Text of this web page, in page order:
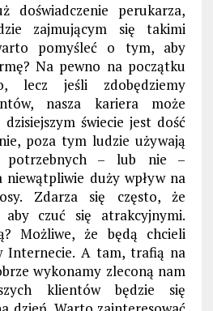
doświadczenie perukarza,
zajmującym się takimi
pomyśleć o tym, aby
Na pewno na początku
lecz jeśli zdobędziemy
nasza kariera może
świecie jest dość
poza tym ludzie używają
potrzebnych – lub nie –
niewątpliwie duży wpływ na
Zdarza się często, że
czuć się atrakcyjnymi.
Możliwe, że będą chcieli
Internecie. A tam, trafią na
wykonamy zleconą nam
klientów będzie się